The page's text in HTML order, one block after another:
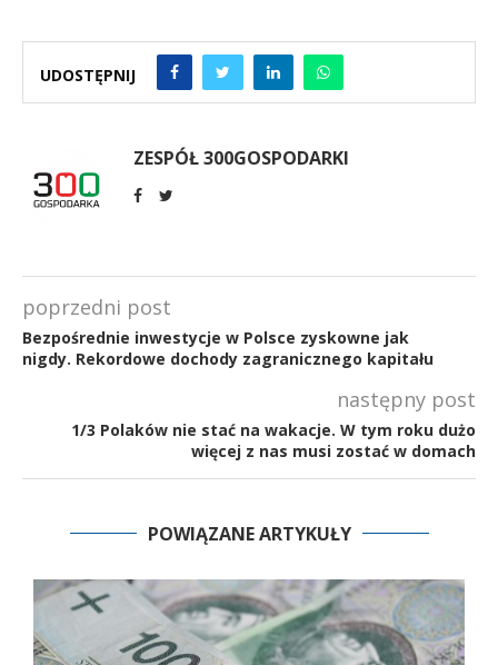
UDOSTĘPNIJ
ZESPÓŁ 300GOSPODARKI
poprzedni post
Bezpośrednie inwestycje w Polsce zyskowne jak
nigdy. Rekordowe dochody zagranicznego kapitału
następny post
1/3 Polaków nie stać na wakacje. W tym roku dużo
więcej z nas musi zostać w domach
POWIĄZANE ARTYKUŁY